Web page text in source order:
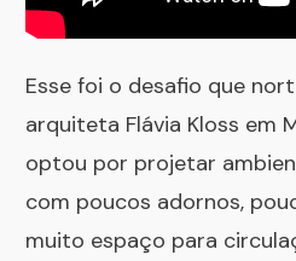
Esse foi o desafio que
arquiteta Flávia Kloss em
optou por projetar
com poucos adornos,
muito espaço para